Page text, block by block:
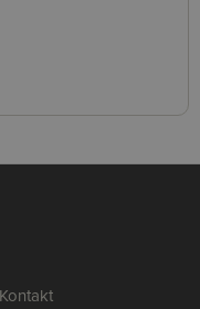
Kontakt